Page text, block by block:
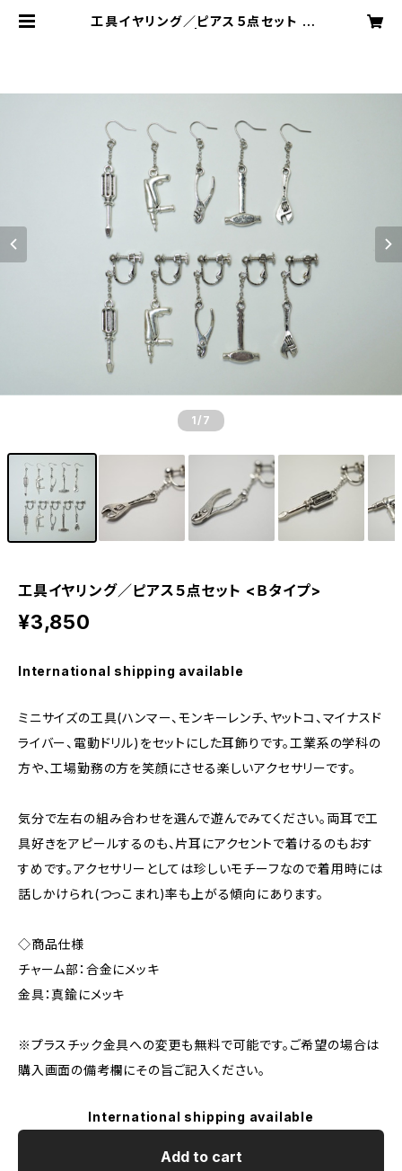
工具イヤリング／ピアス５点セット <
1 /7
工具イヤリング／ピアス５点セット <Ｂタイプ>
¥3,850
International shipping available
ミニサイズの工具(ハンマー、モンキーレンチ、ヤットコ、マイナスド
ライバー、電動ドリル)をセットにした耳飾りです。工業系の学科の
方や、工場勤務の方を笑顔にさせる楽しいアクセサリーです。
気分で左右の組み合わせを選んで遊んでみてください。両耳で工
具好きをアピールするのも、片耳にアクセントで着けるのもおす
すめです。アクセサリーとしては珍しいモチーフなので着用時には
話しかけられ(つっこまれ)率も上がる傾向にあります。
◇商品仕様
チャーム部：合金にメッキ
金具：真鍮にメッキ
※プラスチック金具への変更も無料で可能です。ご希望の場合は
購入画面の備考欄にその旨ご記入ください。
International shipping available
Add to cart